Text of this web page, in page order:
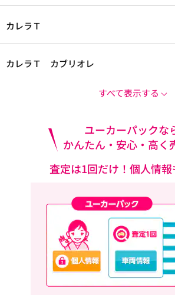
カレラＴ
カレラＴ カブリオレ
すべて表示する
ユーカーパックな
かんたん・安心・高く
査定は1回だけ！個人情報